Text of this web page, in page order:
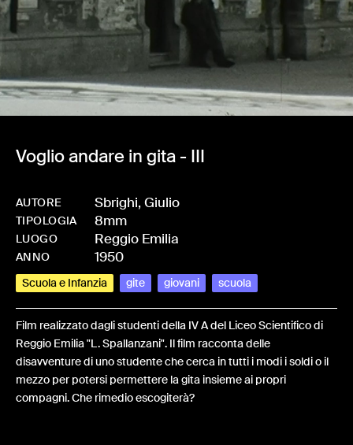
Voglio andare in gita - III
AUTORE Sbrighi, Giulio
TIPOLOGIA 8mm
LUOGO Reggio Emilia
ANNO 1950
Scuola e Infanzia gite giovani scuola
Film realizzato dagli studenti della IV A del Liceo Scientifico di
Reggio Emilia "L. Spallanzani". Il film racconta delle
disavventure di uno studente che cerca in tutti i modi i soldi o il
mezzo per potersi permettere la gita insieme ai propri
compagni. Che rimedio escogiterà?